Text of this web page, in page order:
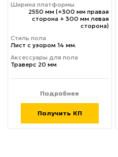
Ширина платформы
2550 мм (+300 мм правая
сторона + 300 мм левая
сторона)
Стиль пола
Лист с узором 14 мм.
Аксессуары для пола
Траверс 20 мм
Подробнее
Получить КП